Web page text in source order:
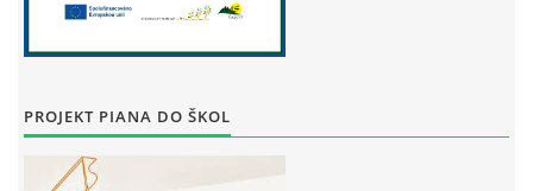
PROJEKT PIANA DO ŠKOL